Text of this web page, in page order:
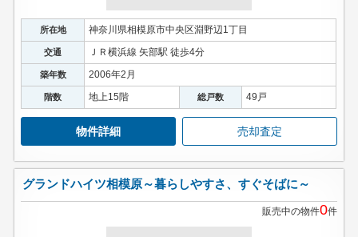
所在地 神奈川県相模原市中央区淵野辺1丁目
交通 ＪＲ横浜線 矢部駅 徒歩4分
築年数 2006年2月
階数 地上15階 総戸数 49戸
物件詳細 売却査定
グランドハイツ相模原～暮らしやすさ、すぐそばに～
販売中の物件0件